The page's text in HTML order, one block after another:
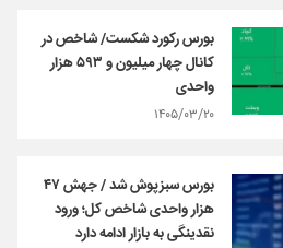
بورس رکورد شکست/ شاخص در
کانال چهار میلیون و ۵۹۳ هزار
واحدی
۱۴۰۵/۰۳/۲۰
بورس سبزپوش شد / جهش ۴۷
هزار واحدی شاخص کل؛ ورود
نقدینگی به بازار ادامه دارد